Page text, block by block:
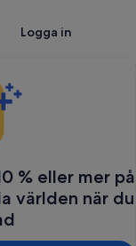
Logga in
% eller mer på
världen när du